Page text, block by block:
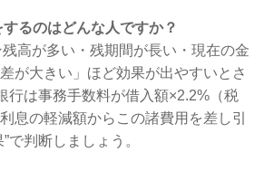
るのはどんな人ですか？
高が多い・残期間が長い・現在の金
が大きい」ほど効果が出やすいとさ
行は事務手数料が借入額×2.2%（税
息の軽減額からこの諸費用を差し引
で判断しましょう。